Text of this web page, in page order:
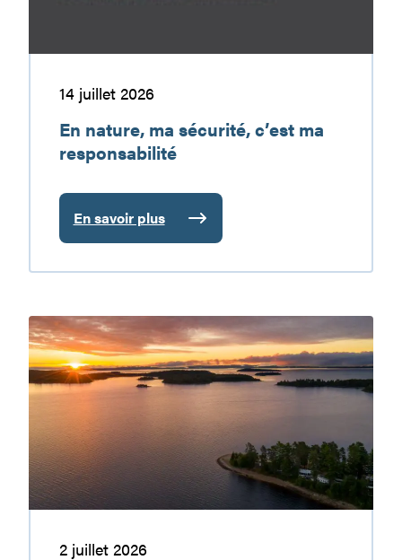
14 juillet 2026
En nature, ma sécurité, c’est ma
responsabilité
En savoir plus
:
En
nature,
sécurité,
c’est
ma
responsabilité
Le
réservoir
Baskatong
:
une
destination
de
vacances
à
2 juillet 2026